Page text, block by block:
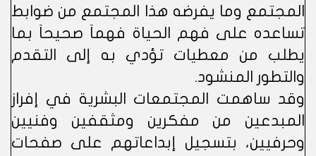
المجتمع وما يفرضه هذا المجتمع من ضوابط
تساعده على فهم الحياة فهماَ صحيحاَ بما
يطلب من معطيات تؤدي به إلى التقدم
والتطور المنشود.
وقد ساهمت المجتمعات البشرية في إفراز
المبدعين من مفكرين ومثقفين وفنيين
وحرفيين، بتسجيل إبداعاتهم على صفحات